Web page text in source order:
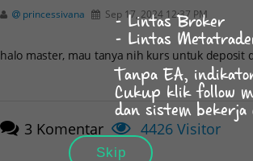
princessivana Sep 17, 2024 12:37 PM
halo master, mau tanya nih kurs untuk deposit
3 Komentar 4426 Visitor
Skip
- Lintas Broker
- Lintas
Tanpa EA,
Cukup klik follow
dan sistem bekerja